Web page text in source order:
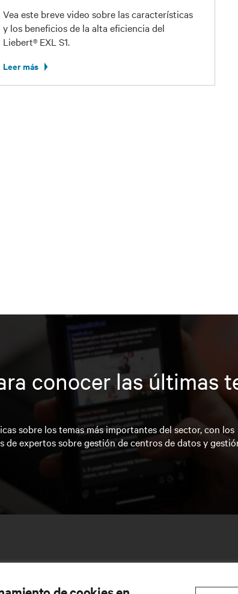
Vea este breve video sobre las características
y los beneficios de la alta eficiencia del
Liebert® EXL S1.
Leer más
conocer las últimas
sobre los temas más importantes del sector, con los
de expertos sobre gestión de centros de datos y